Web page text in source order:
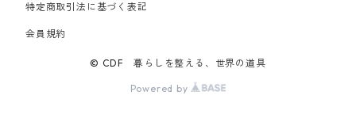
特定商取引法に基づく表記
会員規約
© CDF 暮らしを整える、世界の道具
Powered by